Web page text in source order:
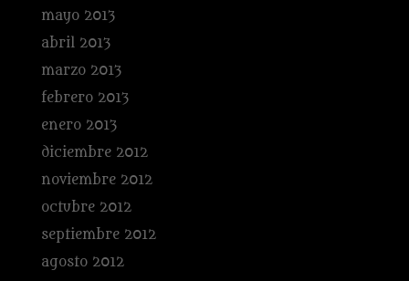
mayo 2013
abril 2013
marzo 2013
febrero 2013
enero 2013
diciembre 2012
noviembre 2012
octubre 2012
septiembre 2012
agosto 2012